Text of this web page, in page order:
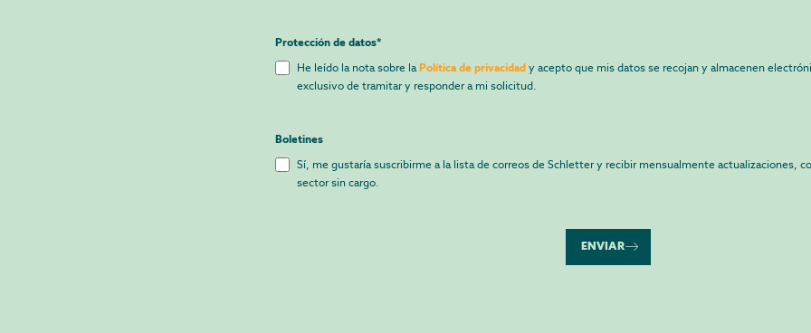
Protección de datos*
He leído la nota sobre la Política de privacidad y acepto que mis datos se recojan y almacenen
exclusivo de tramitar y responder a mi solicitud.
Boletines
Sí, me gustaría suscribirme a la lista de correos de Schletter y recibir mensualmente actualizaciones,
sector sin cargo.
ENVIAR